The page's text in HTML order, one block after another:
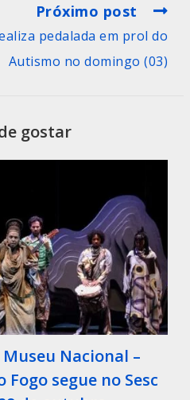
Próximo post
pedalada em prol do
Autismo no domingo (03)
gostar
Nacional –
Fogo segue no Sesc